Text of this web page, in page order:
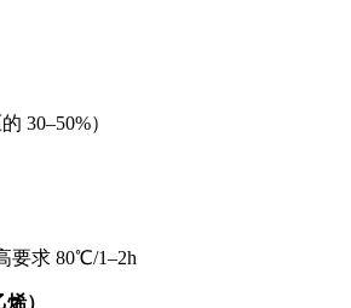
30–50%）
要求 80℃/1–2h
）